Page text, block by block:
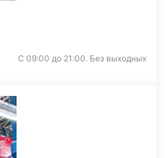
С 09:00 до 21:00. Без выходных